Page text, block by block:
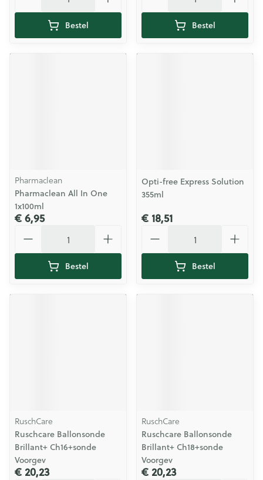
Bestel Bestel
Pharmaclean
Pharmaclean All In One
1x100ml
€ 6,95
Bestel
Opti-free Express Solution
355ml
€ 18,51
Bestel
RuschCare
Ruschcare Ballonsonde
Brillant+ Ch16+sonde
Voorgev
€ 20,23
RuschCare
Ruschcare Ballonsonde
Brillant+ Ch18+sonde
Voorgev
€ 20,23